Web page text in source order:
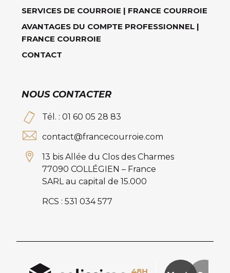
SERVICES DE COURROIE | FRANCE COURROIE
AVANTAGES DU COMPTE PROFESSIONNEL |
FRANCE COURROIE
CONTACT
NOUS CONTACTER
Tél. : 01 60 05 28 83
contact@francecourroie.com
13 bis Allée du Clos des Charmes
77090 COLLÉGIEN – France
SARL au capital de 15.000
RCS : 531 034 577